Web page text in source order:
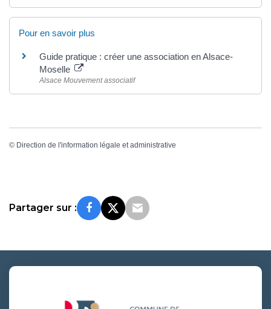
Pour en savoir plus
Guide pratique : créer une association en Alsace-
Moselle
Alsace Mouvement associatif
© Direction de l'information légale et administrative
Partager sur :